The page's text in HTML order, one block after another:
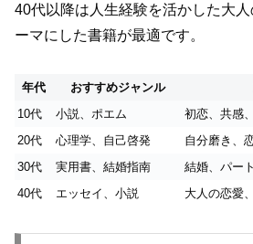
40代以降は人生経験を活かした大
ーマにした書籍が最適です。
年代 おすすめジャンル
10代
小説、ポエム
初恋、共感
20代
心理学、自己啓発
自分磨き、
30代
実用書、結婚指南
結婚、パー
40代
エッセイ、小説 大人の恋愛